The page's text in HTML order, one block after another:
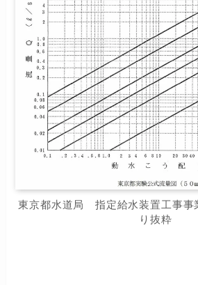
東京都水道局 指定給水装置工事事
り抜粋